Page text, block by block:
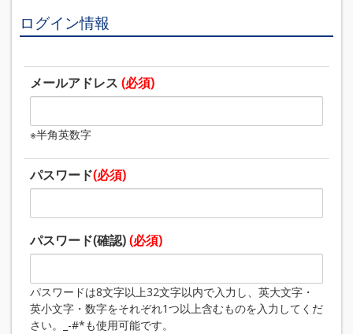
ログイン情報
メールアドレス (必須)
※半角英数字
パスワード(必須)
パスワード(確認)(必須)
パスワードは8文字以上32文字以内で入力し、英大文字・
英小文字・数字をそれぞれ1つ以上含むものを入力してくだ
さい。_-#*も使用可能です。